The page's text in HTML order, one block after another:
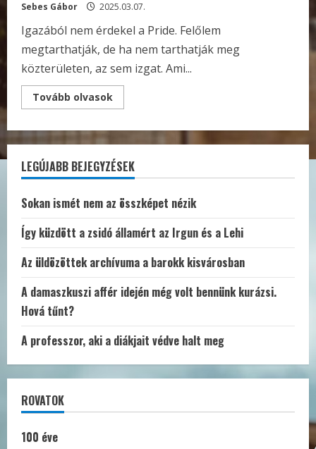
Sebes Gábor 2025.03.07.
Igazából nem érdekel a Pride. Felőlem
megtarthatják, de ha nem tarthatják meg
közterületen, az sem izgat. Ami...
Tovább olvasok
more
nekünk
Pride
LEGÚJABB BEJEGYZÉSEK
Sokan ismét nem az összképet nézik
Így küzdött a zsidó államért az Irgun és a Lehi
Az üldözöttek archívuma a barokk kisvárosban
A damaszkuszi affér idején még volt bennünk kurázsi.
Hová tűnt?
A professzor, aki a diákjait védve halt meg
ROVATOK
100 éve